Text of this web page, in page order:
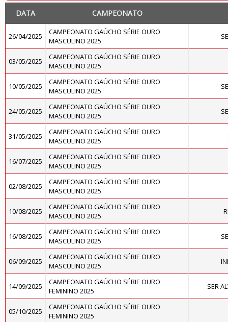
DATA CAMPEONATO
26/04/2025
CAMPEONATO GAÚCHO SÉRIE OURO
MASCULINO 2025
03/05/2025
CAMPEONATO GAÚCHO SÉRIE OURO
MASCULINO 2025
10/05/2025
CAMPEONATO GAÚCHO SÉRIE OURO
MASCULINO 2025
24/05/2025
CAMPEONATO GAÚCHO SÉRIE OURO
MASCULINO 2025
31/05/2025
CAMPEONATO GAÚCHO SÉRIE OURO
MASCULINO 2025
16/07/2025
CAMPEONATO GAÚCHO SÉRIE OURO
MASCULINO 2025
02/08/2025
CAMPEONATO GAÚCHO SÉRIE OURO
MASCULINO 2025
10/08/2025
CAMPEONATO GAÚCHO SÉRIE OURO
MASCULINO 2025
16/08/2025
CAMPEONATO GAÚCHO SÉRIE OURO
MASCULINO 2025
06/09/2025
CAMPEONATO GAÚCHO SÉRIE OURO
MASCULINO 2025
14/09/2025
CAMPEONATO GAÚCHO SÉRIE OURO
FEMININO 2025
SER
05/10/2025
CAMPEONATO GAÚCHO SÉRIE OURO
FEMININO 2025